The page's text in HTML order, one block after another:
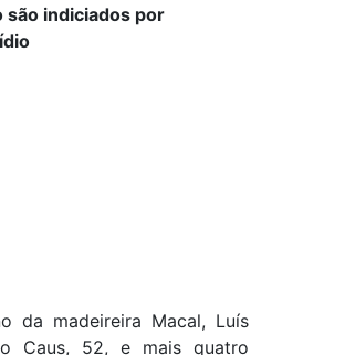
são indiciados por
da madeireira Macal, Luís
Caus, 52, e mais quatro